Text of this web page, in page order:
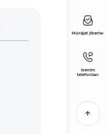
Múrájat jiberiw
Isenim
telefonları